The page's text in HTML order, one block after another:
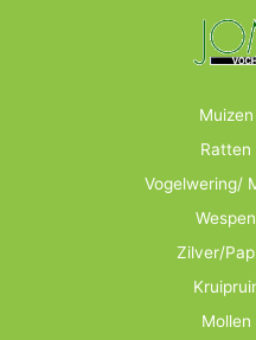
Ratten
Vogelwering/
Zilver/
Mollen